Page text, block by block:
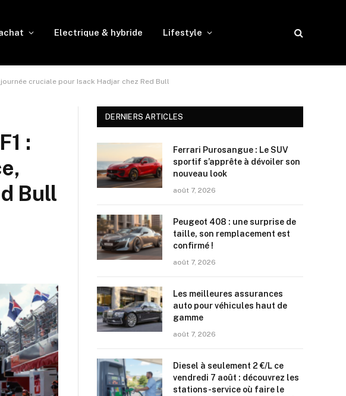
Electrique & hybride Lifestyle
cruciale pour Isack Hadjar chez Red Bull
:
Bull
DERNIERS ARTICLES
Ferrari Purosangue : Le SUV
sportif s’apprête à dévoiler son
nouveau look
août 7, 2026
Peugeot 408 : une surprise de
taille, son remplacement est
confirmé !
août 7, 2026
Les meilleures assurances
auto pour véhicules haut de
gamme
août 7, 2026
Diesel à seulement 2 €/L ce
vendredi 7 août : découvrez les
stations-service où faire le